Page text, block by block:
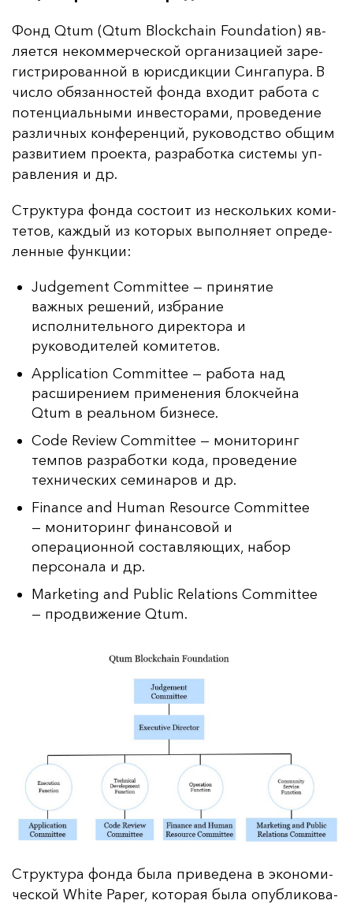
Фонд Qtum (Qtum Blockchain Foundation) яв­
ля­ет­ся не­ком­мер­чес­кой ор­га­ни­за­ци­ей за­ре­
гис­три­ро­ван­ной в юрис­дик­ции Син­га­пу­ра. В
чис­ло обя­зан­нос­тей фон­да вхо­дит ра­бо­та с
по­тен­ци­аль­ны­ми ин­вес­то­ра­ми, про­ве­де­ние
раз­лич­ных кон­фе­рен­ций, ру­ко­водс­тво об­щим
раз­ви­ти­ем про­ек­та, раз­ра­бот­ка сис­те­мы уп­
рав­ле­ния и др.
Струк­ту­ра фон­да сос­то­ит из нес­коль­ких ко­ми­
те­тов, каж­дый из ко­то­рых вы­пол­ня­ет оп­ре­де­
лен­ные фун­кции:
Judgement Committee — принятие
важных решений, избрание
исполнительного директора и
руководителей комитетов.
Application Committee — работа над
расширением применения блокчейна
Qtum в реальном бизнесе.
Code Review Committee — мониторинг
темпов разработки кода, проведение
технических семинаров и др.
Finance and Human Resource Committee
— мониторинг финансовой и
операционной составляющих, набор
персонала и др.
Marketing and Public Relations Committee
— продвижение Qtum.
Струк­ту­ра фон­да бы­ла при­ве­де­на в эко­но­ми­
чес­кой White Paper, ко­то­рая бы­ла опуб­ли­ко­ва­